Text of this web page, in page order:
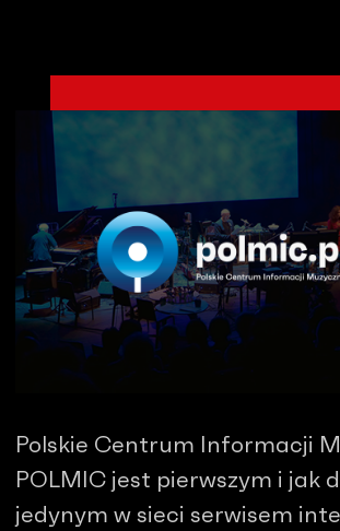
Polskie Centrum Informacji
POLMIC jest pierwszym i jak
jedynym w sieci serwisem